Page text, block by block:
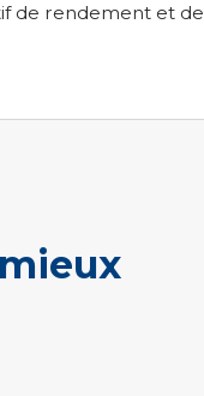
de rendement et de